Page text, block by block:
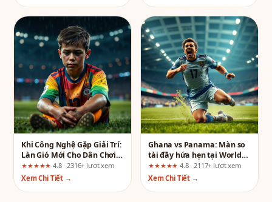
Khi Công Nghệ Gặp Giải Trí:
Làn Gió Mới Cho Dân Chơi
Hệ "Số"
★★★★★4.8 · 2316+ lượt xem
Xem Chi Tiết →
Ghana vs Panama: Màn so
tài đầy hứa hẹn tại World
Cup 2026 – Những điều cần
biết
★★★★★4.8 · 2117+ lượt xem
Xem Chi Tiết →